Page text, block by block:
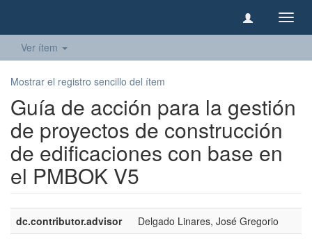
Ver ítem
Mostrar el registro sencillo del ítem
Guía de acción para la gestión
de proyectos de construcción
de edificaciones con base en
el PMBOK V5
dc.contributor.advisor
Delgado Linares, José Gregorio